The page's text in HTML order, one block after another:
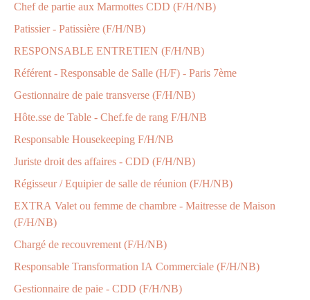
Chef de partie aux Marmottes CDD (F/H/NB)
Patissier - Patissière (F/H/NB)
RESPONSABLE ENTRETIEN (F/H/NB)
Référent - Responsable de Salle (H/F) - Paris 7ème
Gestionnaire de paie transverse (F/H/NB)
Hôte.sse de Table - Chef.fe de rang F/H/NB
Responsable Housekeeping F/H/NB
Juriste droit des affaires - CDD (F/H/NB)
Régisseur / Equipier de salle de réunion (F/H/NB)
EXTRA Valet ou femme de chambre - Maitresse de Maison
(F/H/NB)
Chargé de recouvrement (F/H/NB)
Responsable Transformation IA Commerciale (F/H/NB)
Gestionnaire de paie - CDD (F/H/NB)